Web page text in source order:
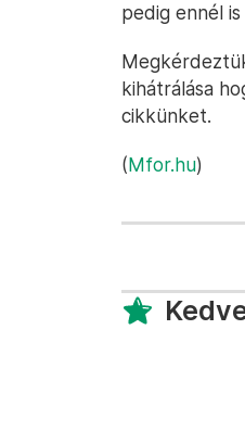
pedig ennél
kihátrálása
cikkünket.
(Mfor.hu)